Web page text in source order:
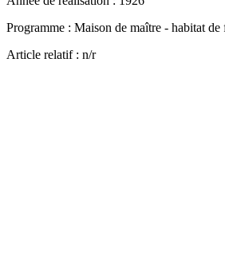
Programme : Maison de maître - habitat de
Article relatif : n/r